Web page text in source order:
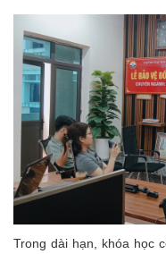
Trong dài hạn, khóa học